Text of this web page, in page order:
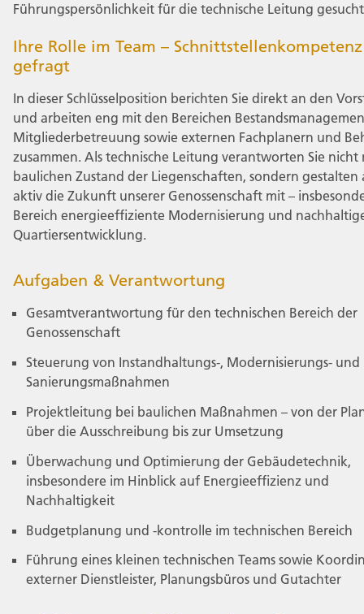
Führungspersönlichkeit für die technische Leitung
Ihre Rolle im Team – Schnittstellenkompetenz
gefragt
In dieser Schlüsselposition berichten Sie direkt an den
und arbeiten eng mit den Bereichen
Mitgliederbetreuung sowie externen Fachplanern und
zusammen. Als technische Leitung verantworten Sie nicht
baulichen Zustand der Liegenschaften, sondern gestalten
aktiv die Zukunft unserer Genossenschaft mit –
Bereich energieeffiziente Modernisierung und
Quartiersentwicklung.
Aufgaben & Verantwortung
Gesamtverantwortung für den technischen Bereich der
Genossenschaft
Steuerung von Instandhaltungs-, Modernisierungs- und
Sanierungsmaßnahmen
Projektleitung bei baulichen Maßnahmen – von der
über die Ausschreibung bis zur Umsetzung
Überwachung und Optimierung der Gebäudetechnik,
insbesondere im Hinblick auf Energieeffizienz und
Nachhaltigkeit
Budgetplanung und -kontrolle im technischen Bereich
Führung eines kleinen technischen Teams sowie
externer Dienstleister, Planungsbüros und Gutachter